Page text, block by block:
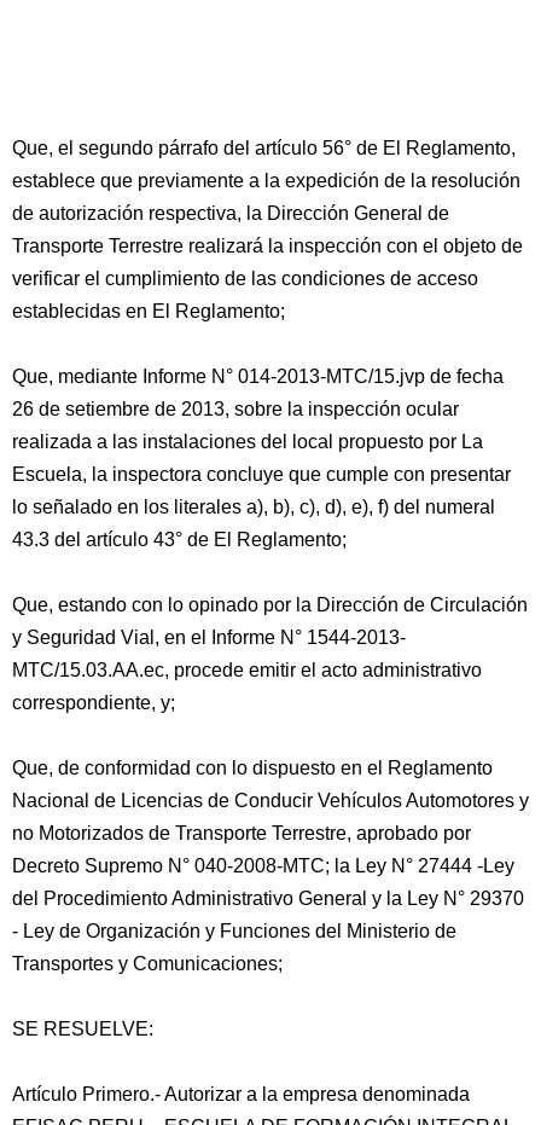
Que, el segundo párrafo del artículo 56° de El Reglamento,
establece que previamente a la expedición de la resolución
de autorización respectiva, la Dirección General de
Transporte Terrestre realizará la inspección con el objeto de
verificar el cumplimiento de las condiciones de acceso
establecidas en El Reglamento;
Que, mediante Informe N° 014-2013-MTC/15.jvp de fecha
26 de setiembre de 2013, sobre la inspección ocular
realizada a las instalaciones del local propuesto por La
Escuela, la inspectora concluye que cumple con presentar
lo señalado en los literales a), b), c), d), e), f) del numeral
43.3 del artículo 43° de El Reglamento;
Que, estando con lo opinado por la Dirección de Circulación
y Seguridad Vial, en el Informe N° 1544-2013-
MTC/15.03.AA.ec, procede emitir el acto administrativo
correspondiente, y;
Que, de conformidad con lo dispuesto en el Reglamento
Nacional de Licencias de Conducir Vehículos Automotores y
no Motorizados de Transporte Terrestre, aprobado por
Decreto Supremo N° 040-2008-MTC; la Ley N° 27444 -Ley
del Procedimiento Administrativo General y la Ley N° 29370
- Ley de Organización y Funciones del Ministerio de
Transportes y Comunicaciones;
SE RESUELVE:
Artículo Primero.- Autorizar a la empresa denominada